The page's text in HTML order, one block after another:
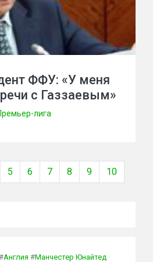
ФФУ: «У меня
с Газзаевым»
лига
5 6 7 8 9 10
Англия #Манчестер Юнайтед